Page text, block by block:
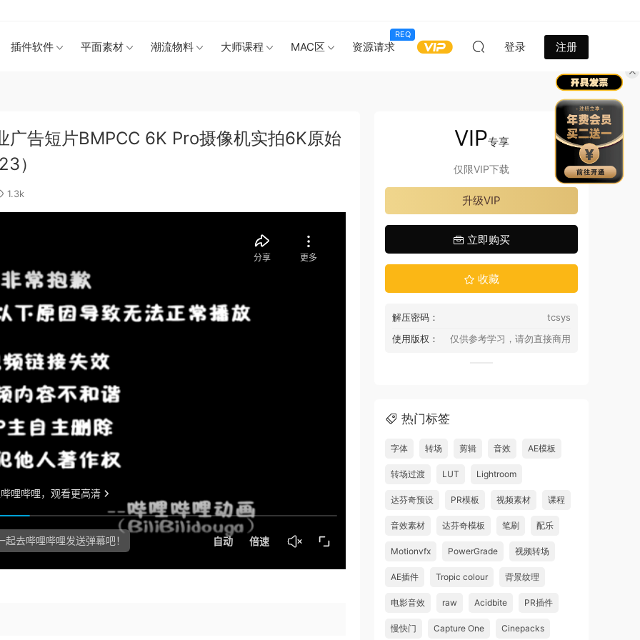
插件软件 平面素材 潮流物料 大师课程 MAC区 资源请求
REQ
登录 注册
告短片BMPCC 6K Pro摄像机实拍6K原始
）
1.3k
VIP专享
仅限VIP下载
升级VIP
立即购买
收藏
解压密码：
tcsys
使用版权：
仅供参考学习，请勿直接商用
热门标签
字体 转场 剪辑 音效 AE模板
转场过渡 LUT Lightroom
达芬奇预设 PR模板 视频素材 课程
音效素材 达芬奇模板 笔刷 配乐
Motionvfx PowerGrade 视频转场
AE插件 Tropic colour 背景纹理
电影音效 raw Acidbite PR插件
慢快门 Capture One Cinepacks